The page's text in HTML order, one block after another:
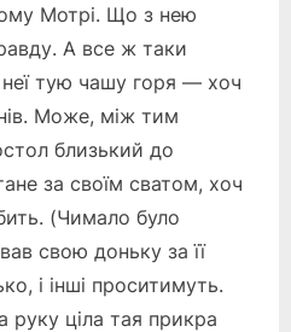
Мотрі. Що з нею
А все ж таки
неї тую чашу горя — хоч
Може, між тим
близький до
за своїм сватом, хоч
(Чимало було
свою доньку за її
і інші проситимуть.
руку ціла тая прикра